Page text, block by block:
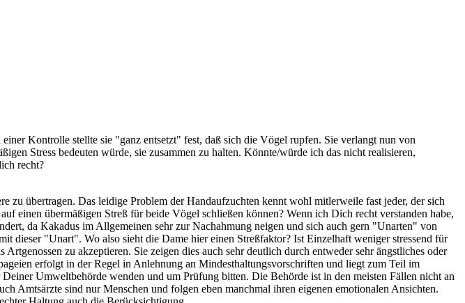
Kontrolle stellte sie "ganz entsetzt" fest, daß sich die Vögel rupfen. Sie verlangt nun von
Stress bedeuten würde, sie zusammen zu halten. Könnte/würde ich das nicht realisieren,
recht?
übertragen. Das leidige Problem der Handaufzuchten kennt wohl mitlerweile fast jeder, der sich
einen übermäßigen Streß für beide Vögel schließen können? Wenn ich Dich recht verstanden habe,
da Kakadus im Allgemeinen sehr zur Nachahmung neigen und sich auch gern "Unarten" von
dieser "Unart". Wo also sieht die Dame hier einen Streßfaktor? Ist Einzelhaft weniger stressend für
zu akzeptieren. Sie zeigen dies auch sehr deutlich durch entweder sehr ängstliches oder
erfolgt in der Regel in Anlehnung an Mindesthaltungsvorschriften und liegt zum Teil im
Umweltbehörde wenden und um Prüfung bitten. Die Behörde ist in den meisten Fällen nicht an
Amtsärzte sind nur Menschen und folgen eben manchmal ihren eigenen emotionalen Ansichten.